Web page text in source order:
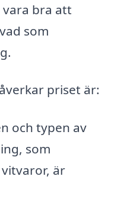
bra att
som
priset är:
och typen av
som
är